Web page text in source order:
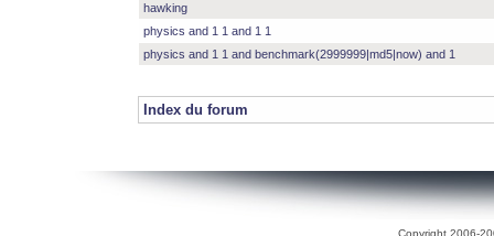
hawking
physics and 1 1 and 1 1
physics and 1 1 and benchmark(2999999|md5|now) and 1
Index du forum
Copyright 2006-